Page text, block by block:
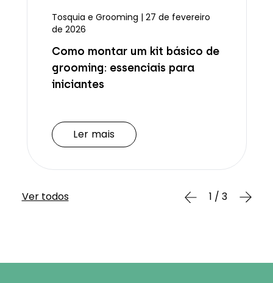
Tosquia e Grooming | 27 de fevereiro
de 2026
Como montar um kit básico de
grooming: essenciais para
iniciantes
Ler mais
Ver todos 1 / 3